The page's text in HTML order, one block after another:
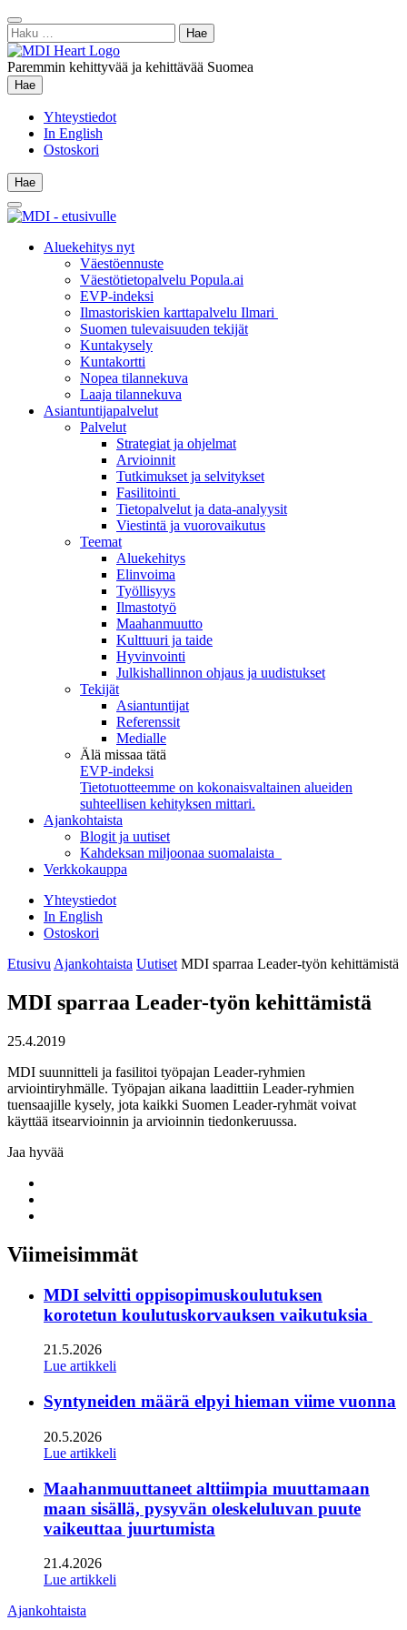
Siirry
sisältöön
Sulje
hae
Haku:
Paremmin kehittyvää ja kehittävää Suomea
Hae
Hae
Yhteystiedot
In English
Ostoskori
Hae
Hae
Main
Menu
Aluekehitys nyt
Väestöennuste
Väestötietopalvelu Popula.ai
EVP-indeksi
Ilmastoriskien karttapalvelu Ilmari
Suomen tulevaisuuden tekijät
Kuntakysely
Kuntakortti
Nopea tilannekuva
Laaja tilannekuva
Asiantuntijapalvelut
Palvelut
Strategiat ja ohjelmat
Arvioinnit
Tutkimukset ja selvitykset
Fasilitointi
Tietopalvelut ja data-analyysit
Viestintä ja vuorovaikutus
Teemat
Aluekehitys
Elinvoima
Työllisyys
Ilmastotyö
Maahanmuutto
Kulttuuri ja taide
Hyvinvointi
Julkishallinnon ohjaus ja uudistukset
Tekijät
Asiantuntijat
Referenssit
Medialle
Älä missaa tätä
EVP-indeksi
Tietotuotteemme on kokonaisvaltainen alueiden
suhteellisen kehityksen mittari.
Ajankohtaista
Blogit ja uutiset
Kahdeksan miljoonaa suomalaista
Verkkokauppa
Yhteystiedot
In English
Ostoskori
Etusivu Ajankohtaista Uutiset MDI sparraa Leader-työn kehittämistä
MDI sparraa Leader-työn kehittämistä
25.4.2019
MDI suunnitteli ja fasilitoi työpajan Leader-ryhmien
arviointiryhmälle. Työpajan aikana laadittiin Leader-ryhmien
tuensaajille kysely, jota kaikki Suomen Leader-ryhmät voivat
käyttää itsearvioinnin ja arvioinnin tiedonkeruussa.
Jaa hyvää
twitter
Viimeisimmät
MDI selvitti oppisopimuskoulutuksen
korotetun koulutuskorvauksen vaikutuksia
21.5.2026
Lue artikkeli
Syntyneiden määrä elpyi hieman viime vuonna
20.5.2026
Lue artikkeli
Maahanmuuttaneet alttiimpia muuttamaan
maan sisällä, pysyvän oleskeluluvan puute
vaikeuttaa juurtumista
21.4.2026
Lue artikkeli
Ajankohtaista